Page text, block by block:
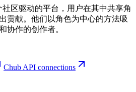
社区驱动的平台，用户在其中共享角
贡献。他们以角色为中心的方法吸
协作的创作者。
Chub API connections